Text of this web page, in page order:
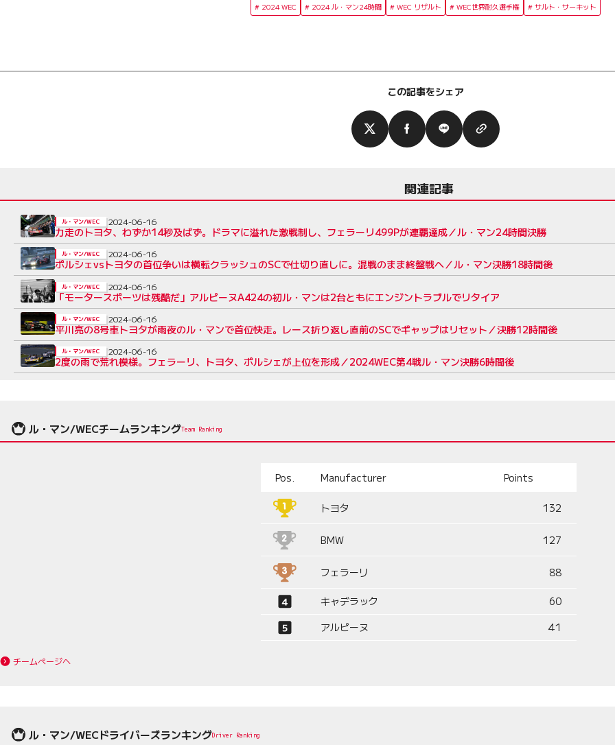
2024 WEC 2024 ル・マン24時間 WEC リザルト WEC世界耐久選手権 サルト・サーキット
この記事をシェア
関連記事
力走のトヨタ、わずか14秒及ばず。ドラマに溢れた激戦制し、フェラーリ499Pが連覇達成／ル・マン24時間決勝
ル・マン/WEC 2024-06-16
ポルシェvsトヨタの首位争いは横転クラッシュのSCで仕切り直しに。混戦のまま終盤戦へ／ル・マン決勝18時間後
ル・マン/WEC 2024-06-16
「モータースポーツは残酷だ」アルピーヌA424の初ル・マンは2台ともにエンジントラブルでリタイア
ル・マン/WEC 2024-06-16
平川亮の8号車トヨタが雨夜のル・マンで首位快走。レース折り返し直前のSCでギャップはリセット／決勝12時間後
ル・マン/WEC 2024-06-16
2度の雨で荒れ模様。フェラーリ、トヨタ、ポルシェが上位を形成／2024WEC第4戦ル・マン決勝6時間後
ル・マン/WEC 2024-06-16
ル・マン/WECチームランキングTeam Ranking
Pos. Manufacturer Points
トヨタ 132
BMW 127
フェラーリ 88
キャデラック
60
アルピーヌ
41
チームページへ
ル・マン/WECドライバーズランキングDriver Ranking